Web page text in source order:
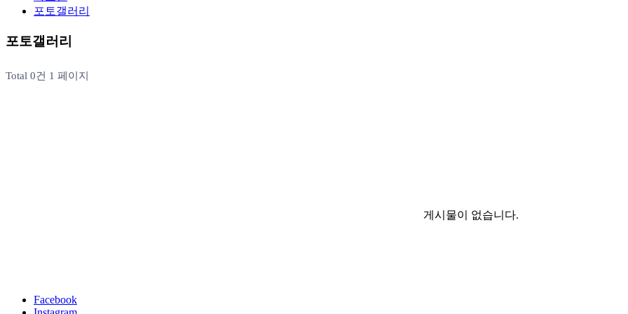
포토갤러리
포토갤러리
Total 0건 1 페이지
게시물이 없습니다.
Facebook